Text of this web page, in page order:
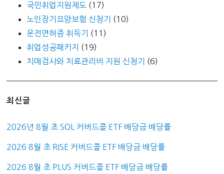
국민취업지원제도 (17)
노인장기요양보험 신청기
(10)
운전면허증 취득기
(11)
취업성공패키지
(19)
치매검사와 치료관리비 지원 신청기
(6)
최신글
2026년 8월 초 SOL 커버드콜 ETF 배당금 배당률
2026 8월 초 RISE 커버드콜 ETF 배당금 배당률
2026 8월 초 PLUS 커버드콜 ETF 배당금 배당률